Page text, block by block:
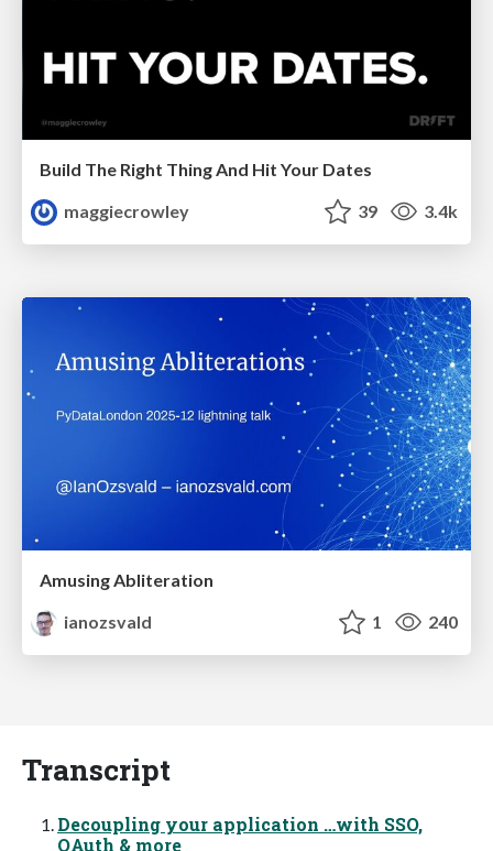
Build The Right Thing And Hit Your Dates
maggiecrowley
39 3.4k
Amusing Abliteration
ianozsvald
1 240
Transcript
Decoupling your application …with SSO,
OAuth & more